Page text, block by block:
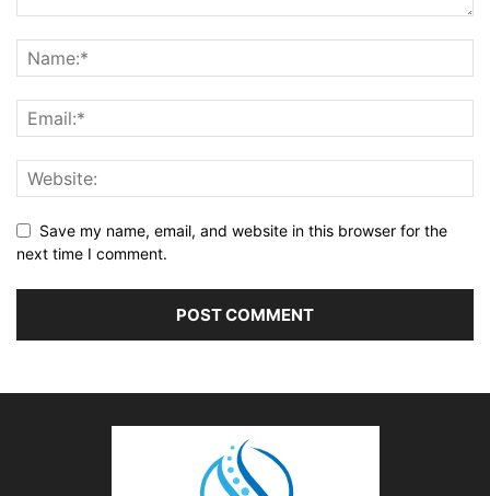
Save my name, email, and website in this browser for the
next time I comment.